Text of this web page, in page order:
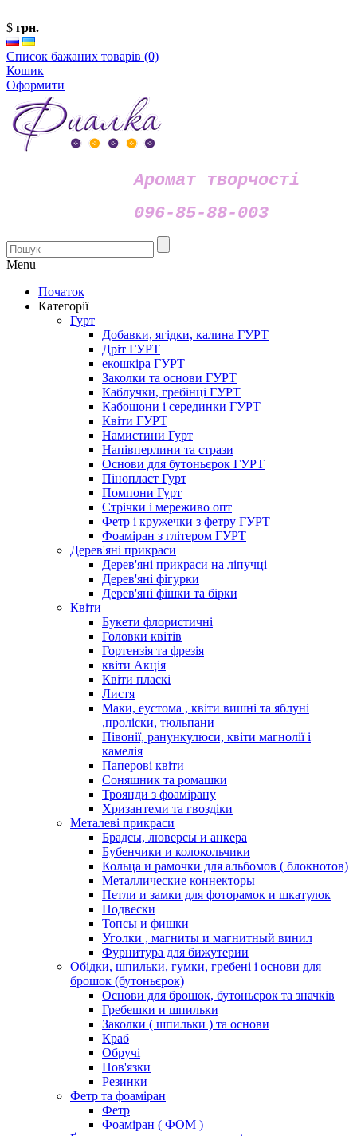
$ грн.
Список бажаних товарів (0)
Кошик
Оформити
Аромат творчості
096-85-88-003
Menu
Початок
Категорії
Гурт
Добавки, ягідки, калина ГУРТ
Дріт ГУРТ
екошкіра ГУРТ
Заколки та основи ГУРТ
Каблучки, гребінці ГУРТ
Кабошони і серединки ГУРТ
Квіти ГУРТ
Намистини Гурт
Напівперлини та стрази
Основи для бутоньєрок ГУРТ
Пінопласт Гурт
Помпони Гурт
Стрічки і мереживо опт
Фетр і кружечки з фетру ГУРТ
Фоаміран з глітером ГУРТ
Дерев'яні прикраси
Дерев'яні прикраси на ліпучці
Дерев'яні фігурки
Дерев'яні фішки та бірки
Квіти
Букети флористичні
Головки квітів
Гортензія та фрезія
квіти Акція
Квіти пласкі
Листя
Маки, еустома , квіти вишні та яблуні
,проліски, тюльпани
Півонії, ранункулюси, квіти магнолії і
камелія
Паперові квіти
Соняшник та ромашки
Троянди з фоамірану
Хризантеми та гвоздіки
Металеві прикраси
Брадсы, люверсы и анкера
Бубенчики и колокольчики
Кольца и рамочки для альбомов ( блокнотов)
Металлические коннекторы
Петли и замки для фоторамок и шкатулок
Подвески
Топсы и фишки
Уголки , магниты и магнитный винил
Фурнитура для бижутерии
Обідки, шпильки, гумки, гребені і основи для
брошок (бутоньєрок)
Основи для брошок, бутоньєрок та значків
Гребешки и шпильки
Заколки ( шпильки ) та основи
Краб
Обручі
Пов'язки
Резинки
Фетр та фоаміран
Фетр
Фоаміран ( ФОМ )